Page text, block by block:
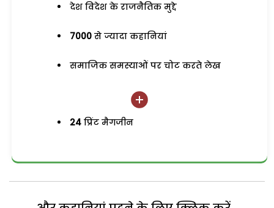
देश विदेश के राजनैतिक मुद्दे
7000 से ज्यादा कहानियां
समाजिक समस्याओं पर चोट करते लेख
24 प्रिंट मैगजीन